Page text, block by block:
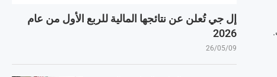
إل جي تُعلن عن نتائجها المالية للربع الأول من عام
2026
26/05/09